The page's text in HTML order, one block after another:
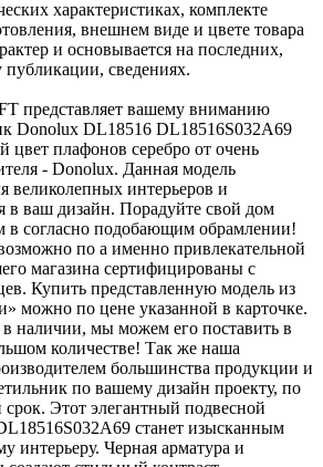
характеристиках, комплекте
внешнем виде и цвете товара
и основывается на последних,
сведениях.
представляет вашему вниманию
Donolux DL18516 DL18516S032А69
цвет плафонов серебро от очень
- Donolux. Данная модель
великолепных интерьеров и
в ваш дизайн. Порадуйте свой дом
в согласно подобающим обрамлении!
по а именно привлекательной
магазина сертифицированы с
Купить представленную модель из
можно по цене указанной в карточке.
в наличии, мы можем его поставить в
количестве! Так же наша
большинства продукции и
по вашему дизайн проекту, по
срок. Этот элегантный подвесной
станет изысканным
интерьеру. Черная арматура и